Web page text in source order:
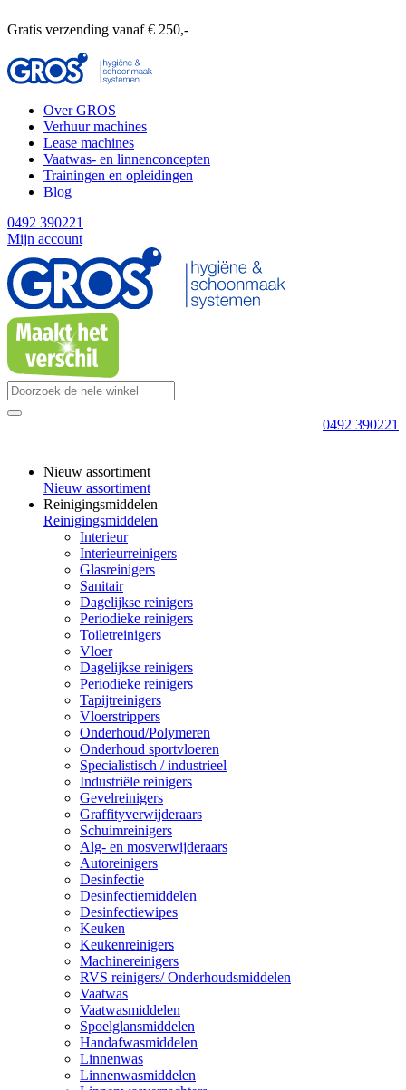
Gratis verzending vanaf € 250,-
Over GROS
Verhuur machines
Lease machines
Vaatwas- en linnenconcepten
Trainingen en opleidingen
Blog
0492 390221
Mijn account
0492 390221
Nieuw assortiment
Nieuw assortiment
Reinigingsmiddelen
Reinigingsmiddelen
Interieur
Interieurreinigers
Glasreinigers
Sanitair
Dagelijkse reinigers
Periodieke reinigers
Toiletreinigers
Vloer
Dagelijkse reinigers
Periodieke reinigers
Tapijtreinigers
Vloerstrippers
Onderhoud/Polymeren
Onderhoud sportvloeren
Specialistisch / industrieel
Industriële reinigers
Gevelreinigers
Graffityverwijderaars
Schuimreinigers
Alg- en mosverwijderaars
Autoreinigers
Desinfectie
Desinfectiemiddelen
Desinfectiewipes
Keuken
Keukenreinigers
Machinereinigers
RVS reinigers/ Onderhoudsmiddelen
Vaatwas
Vaatwasmiddelen
Spoelglansmiddelen
Handafwasmiddelen
Linnenwas
Linnenwasmiddelen